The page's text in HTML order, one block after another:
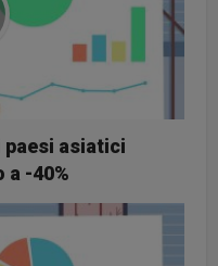
asiatici
-40%